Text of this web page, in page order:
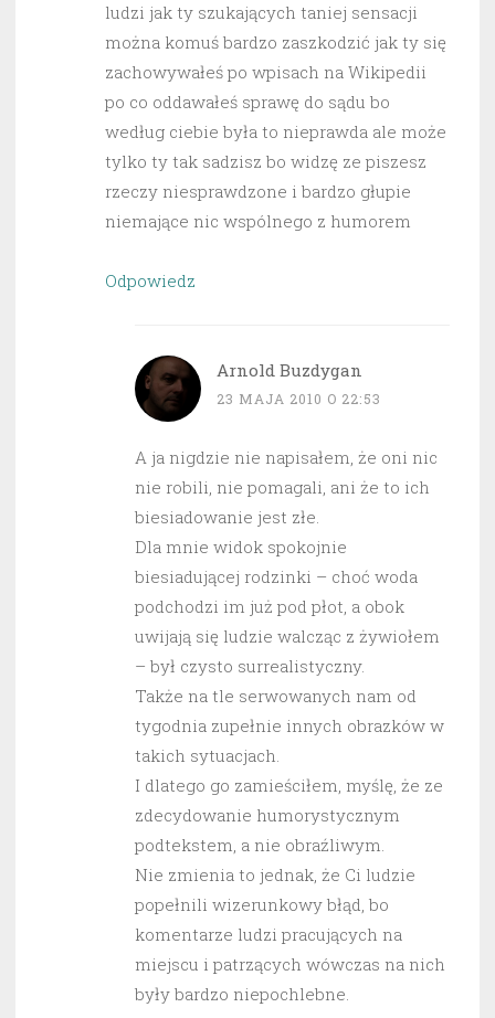
ludzi jak ty szukających taniej sensacji
można komuś bardzo zaszkodzić jak ty się
zachowywałeś po wpisach na Wikipedii
po co oddawałeś sprawę do sądu bo
według ciebie była to nieprawda ale może
tylko ty tak sadzisz bo widzę ze piszesz
rzeczy niesprawdzone i bardzo głupie
niemające nic wspólnego z humorem
Odpowiedz
Arnold Buzdygan
23 MAJA 2010 O 22:53
A ja nigdzie nie napisałem, że oni nic
nie robili, nie pomagali, ani że to ich
biesiadowanie jest złe.
Dla mnie widok spokojnie
biesiadującej rodzinki – choć woda
podchodzi im już pod płot, a obok
uwijają się ludzie walcząc z żywiołem
– był czysto surrealistyczny.
Także na tle serwowanych nam od
tygodnia zupełnie innych obrazków w
takich sytuacjach.
I dlatego go zamieściłem, myślę, że ze
zdecydowanie humorystycznym
podtekstem, a nie obraźliwym.
Nie zmienia to jednak, że Ci ludzie
popełnili wizerunkowy błąd, bo
komentarze ludzi pracujących na
miejscu i patrzących wówczas na nich
były bardzo niepochlebne.